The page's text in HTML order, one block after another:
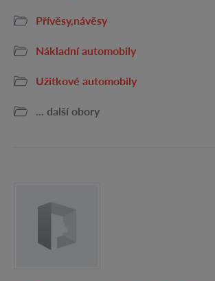
Přívěsy,návěsy
Nákladní automobily
Užitkové automobily
... další obory